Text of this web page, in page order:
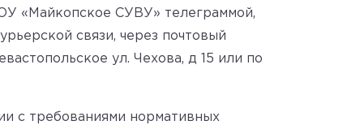
«Майкопское СУВУ» телеграммой,
связи, через почтовый
ул. Чехова, д 15 или по
с требованиями нормативных